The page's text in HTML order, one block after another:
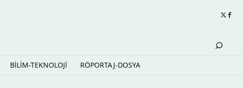
BİLİM-TEKNOLOJİ RÖPORTAJ-DOSYA